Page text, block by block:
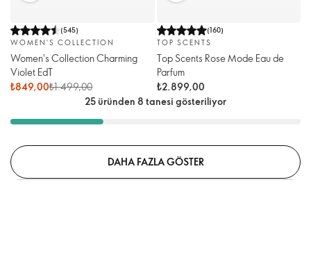
(545)
WOMEN'S COLLECTION
Women's Collection Charming
Violet EdT
₺849,00₺1.499,00
(160)
TOP SCENTS
Top Scents Rose Mode Eau de
Parfum
₺2.899,00
25 üründen 8 tanesi gösteriliyor
DAHA FAZLA GÖSTER